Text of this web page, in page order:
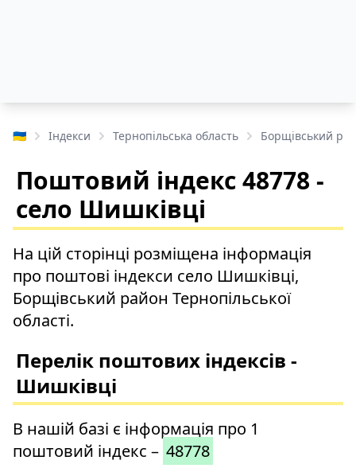
🇺🇦 Індекси Тернопільська область Борщівський
Поштовий індекс 48778 -
село Шишківці
На цій сторінці розміщена інформація
про поштові індекси село Шишківці,
Борщівський район Тернопільської
області.
Перелік поштових індексів -
Шишківці
В нашій базі є інформація про 1
поштовий індекс – 48778